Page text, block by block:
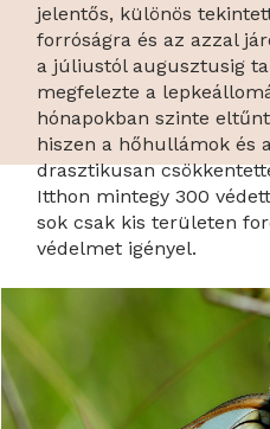
jelentős, különös
forróságra és az azzal
a júliustól augusztusig
megfelezte a
hónapokban szinte
hiszen a hőhullámok és
drasztikusan
Itthon mintegy 300
sok csak kis területen
védelmet igényel.